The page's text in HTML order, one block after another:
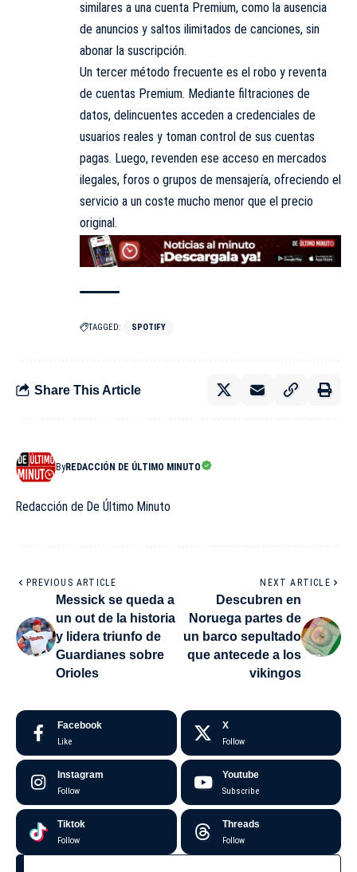
similares a una cuenta Premium, como la ausencia
de anuncios y saltos ilimitados de canciones, sin
abonar la suscripción.
Un tercer método frecuente es el robo y reventa
de cuentas Premium. Mediante filtraciones de
datos, delincuentes acceden a credenciales de
usuarios reales y toman control de sus cuentas
pagas. Luego, revenden ese acceso en mercados
ilegales, foros o grupos de mensajería, ofreciendo el
servicio a un coste mucho menor que el precio
original.
TAGGED: SPOTIFY
Share This Article
ByREDACCIÓN DE ÚLTIMO MINUTO
Redacción de De Último Minuto
PREVIOUS ARTICLE
Messick se queda a
un out de la historia
y lidera triunfo de
Guardianes sobre
Orioles
NEXT ARTICLE
Descubren en
Noruega partes de
un barco sepultado
que antecede a los
vikingos
Facebook
Like
X
Follow
Instagram
Follow
Youtube
Subscribe
Tiktok
Follow
Threads
Follow